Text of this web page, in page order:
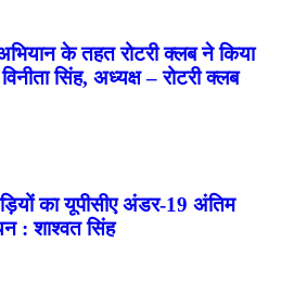
के तहत रोटरी क्लब ने किया
सिंह, अध्यक्ष – रोटरी क्लब
का यूपीसीए अंडर-19 अंतिम
: शाश्वत सिंह